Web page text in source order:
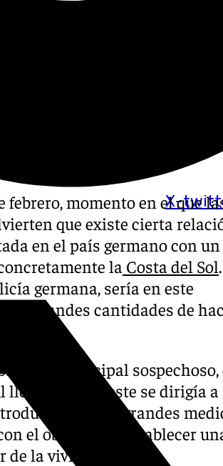
X-
febrero, momento en el que
que existe cierta
en el país germano con un
la Costa del Sol.
germana, sería en este
grandes cantidades de
a un principal sospechoso,
llegar al país, este se dirigía a
—entre grandes
el objetivo de establecer
la vivienda.